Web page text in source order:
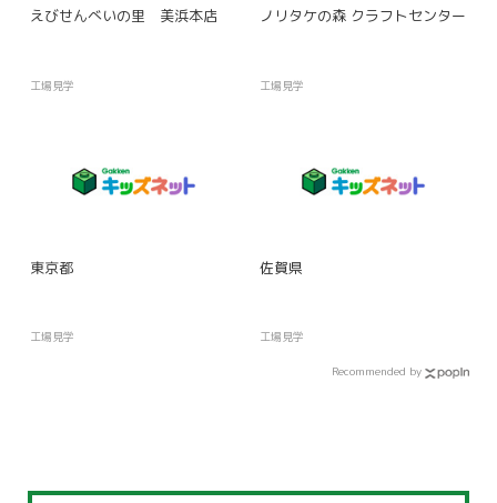
えびせんべいの里 美浜本店
工場見学
ノリタケの森 クラフトセンター
工場見学
東京都
工場見学
佐賀県
工場見学
Recommended by